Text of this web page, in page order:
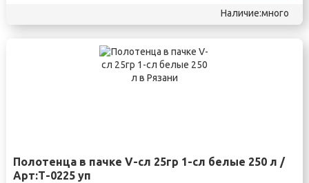
Наличие:много
Полотенца в пачке V-сл 25гр 1-сл белые 250 л /
Арт:Т-0225 уп